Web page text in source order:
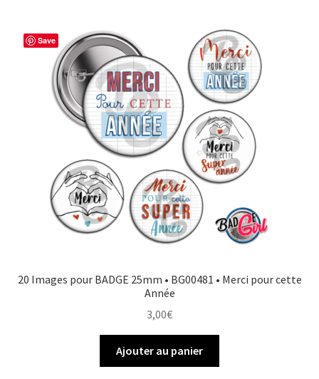
Save
20 Images pour BADGE 25mm • BG00481 • Merci pour cette
Année
3,00€
Ajouter au panier